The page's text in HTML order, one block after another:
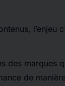
l’enjeu
des marques
de